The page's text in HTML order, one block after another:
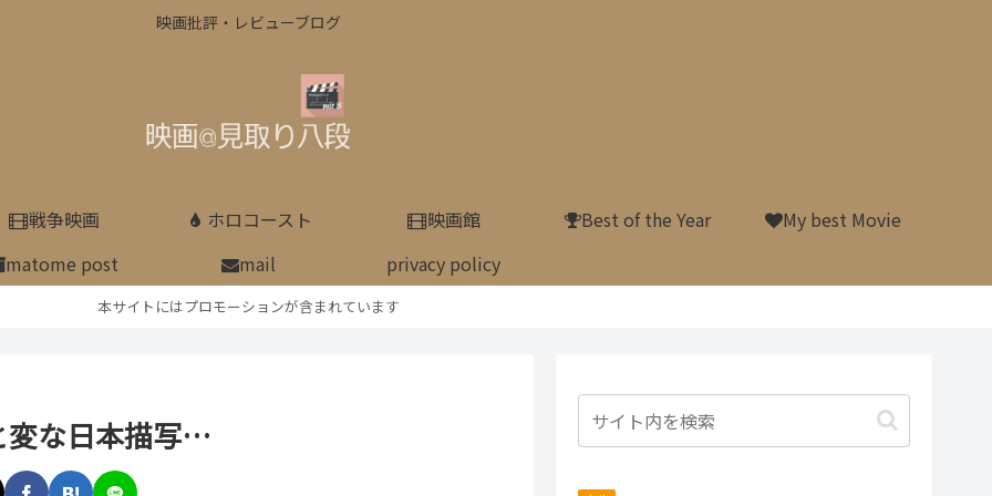
映画批評・レビューブログ
戦争映画 ホロコースト 映画館 Best of the Year
My best Movie
matome post
mail privacy policy
本サイトにはプロモーションが含まれています
変な日本描写…